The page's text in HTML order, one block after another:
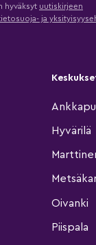
hyväksyt uutiskirjeen
ja
Hyvärilä
Oivanki
Piispala